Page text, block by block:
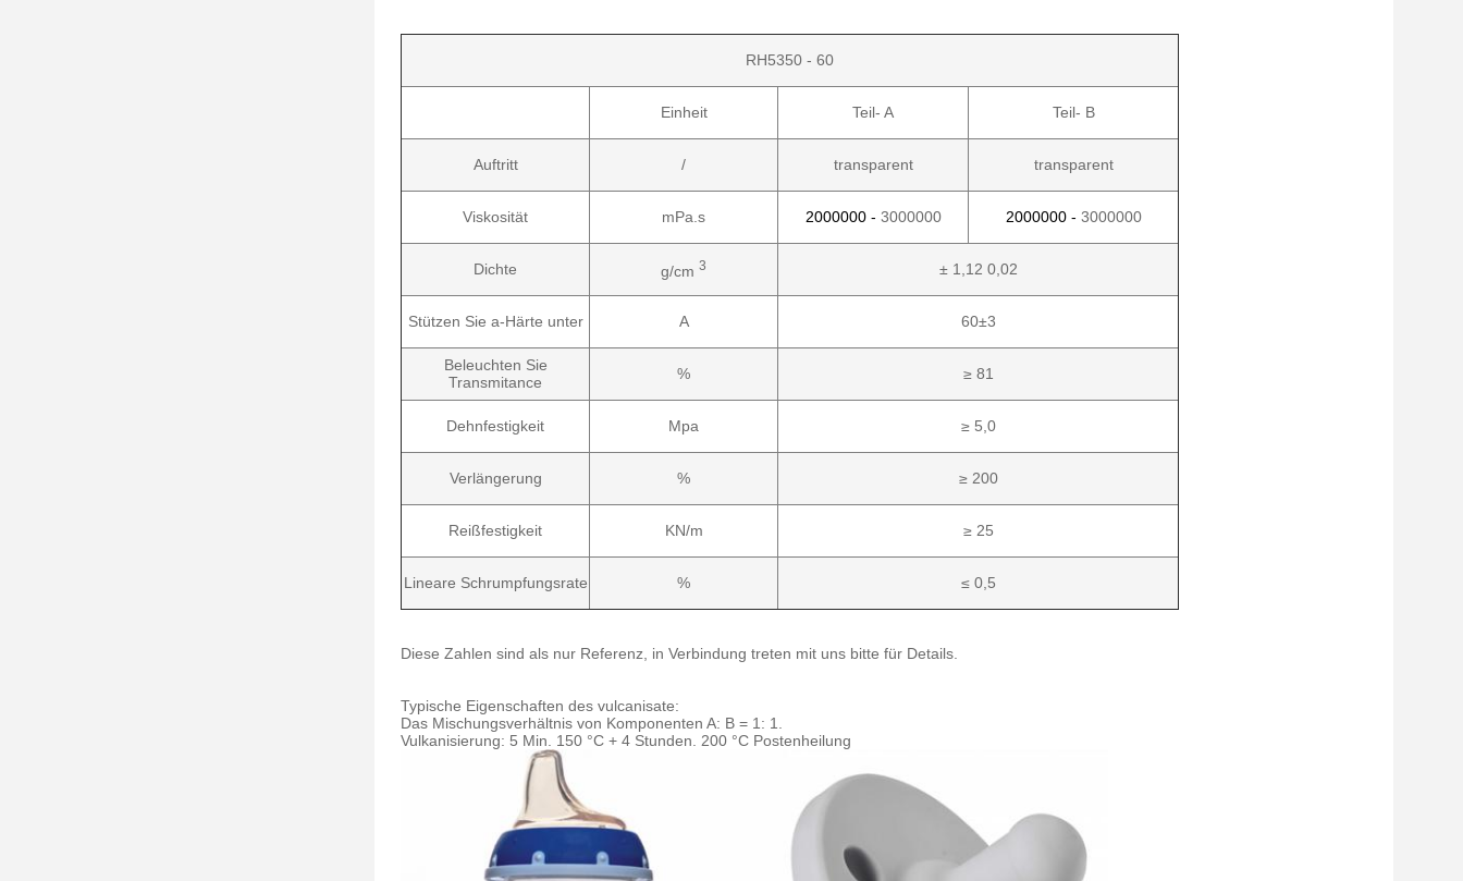
RH5350 - 60
Einheit Teil- A Teil- B
Auftritt / transparent transparent
Viskosität mPa.s 2000000 - 3000000 2000000 - 3000000
Dichte g/cm 3 ± 1,12 0,02
Stützen Sie a-Härte unter A 60±3
Beleuchten Sie
Transmitance
% ≥ 81
Dehnfestigkeit Mpa ≥ 5,0
Verlängerung % ≥ 200
Reißfestigkeit KN/m ≥ 25
Lineare Schrumpfungsrate % ≤ 0,5
Diese Zahlen sind als nur Referenz, in Verbindung treten mit uns bitte für Details.
Typische Eigenschaften des vulcanisate:
Das Mischungsverhältnis von Komponenten A: B = 1: 1.
Vulkanisierung: 5 Min. 150 °C + 4 Stunden. 200 °C Postenheilung